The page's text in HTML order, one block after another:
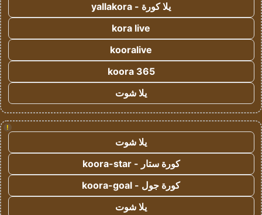
يلا كورة - yallakora
kora live
kooralive
koora 365
يلا شوت
!
يلا شوت
كورة ستار - koora-star
كورة جول - koora-goal
يلا شوت